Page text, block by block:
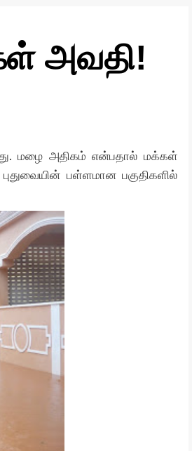
அவதி!
மழை அதிகம் என்பதால் மக்கள்
பள்ளமான பகுதிகளில்